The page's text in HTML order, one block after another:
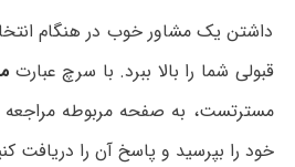
داشتن یک مشاور خوب در هنگام
قبولی شما را بالا ببرد. با سرچ عبارت
مسترتست، به صفحه مربوطه مراجعه
خود را بپرسید و پاسخ آن را دریافت